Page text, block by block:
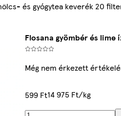
és gyógytea keverék 20
Flosana gyömbér és lime
Még nem érkezett
599 Ft14 975 Ft/kg